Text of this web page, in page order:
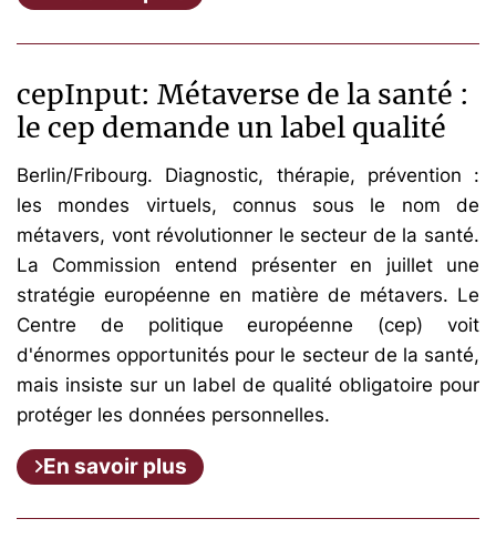
cepInput: Métaverse de la santé :
le cep demande un label qualité
Berlin/Fribourg. Diagnostic, thérapie, prévention :
les mondes virtuels, connus sous le nom de
métavers, vont révolutionner le secteur de la santé.
La Commission entend présenter en juillet une
stratégie européenne en matière de métavers. Le
Centre de politique européenne (cep) voit
d'énormes opportunités pour le secteur de la santé,
mais insiste sur un label de qualité obligatoire pour
protéger les données personnelles.
En savoir plus